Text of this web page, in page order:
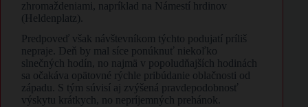
zhromaždeniami, napríklad na Námestí hrdinov
(Heldenplatz).
Predpoveď však návštevníkom týchto podujatí príliš
nepraje. Deň by mal síce ponúknuť niekoľko
slnečných hodín, no najmä v popoludňajších hodinách
sa očakáva opätovné rýchle pribúdanie oblačnosti od
západu. S tým súvisí aj zvýšená pravdepodobnosť
výskytu krátkych, no nepríjemných prehánok.